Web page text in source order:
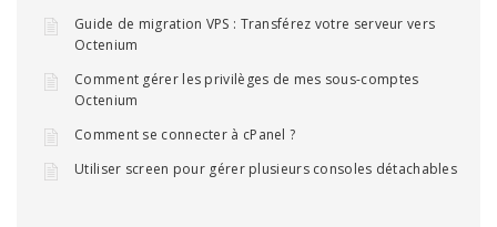
Guide de migration VPS : Transférez votre serveur vers
Octenium
Comment gérer les privilèges de mes sous-comptes
Octenium
Comment se connecter à cPanel ?
Utiliser screen pour gérer plusieurs consoles détachables